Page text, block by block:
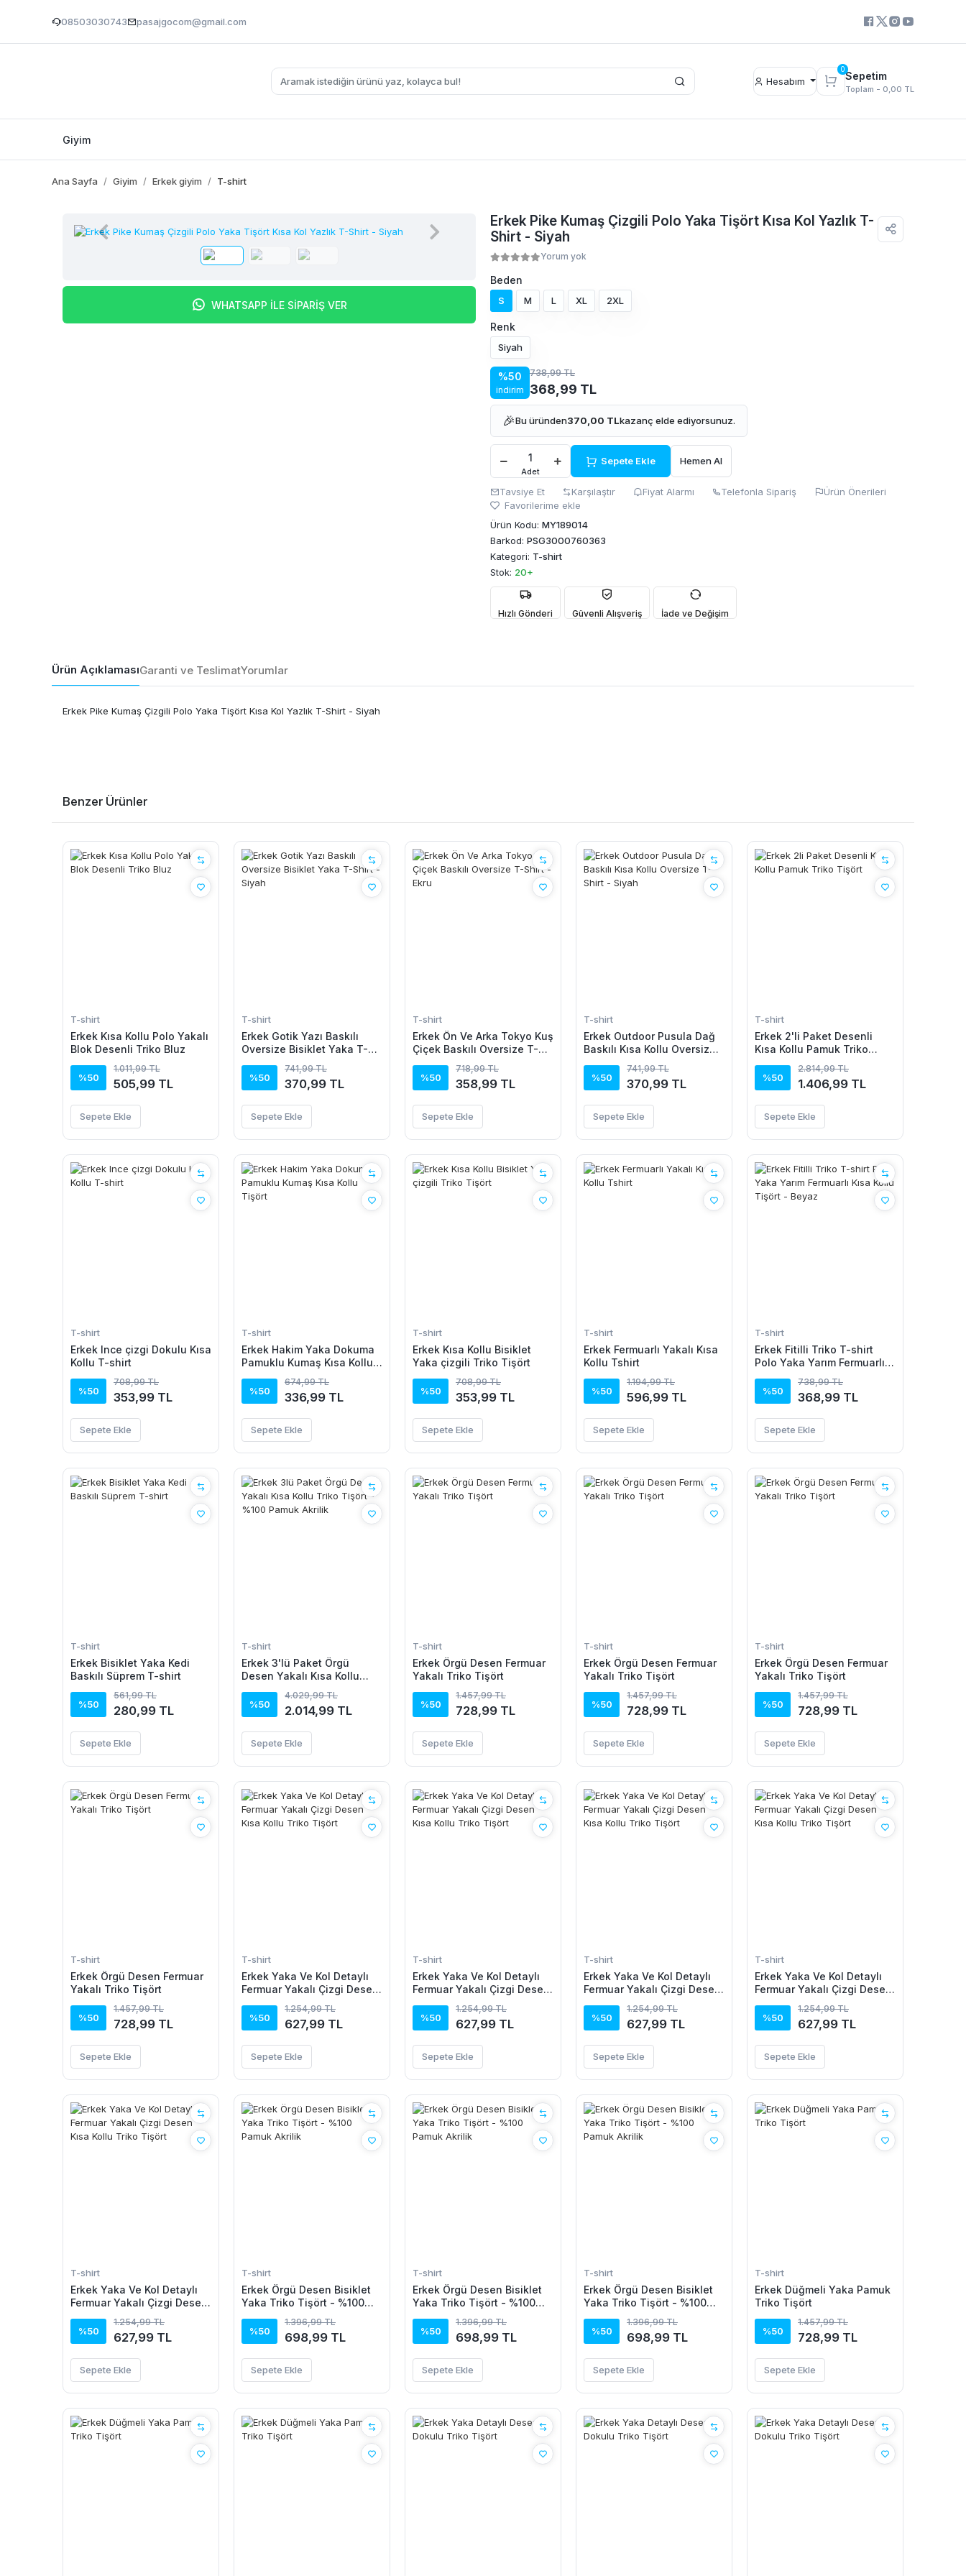
08503030743 pasajgocom@gmail.com
Hesabım
0
Sepetim
Toplam - 0,00 TL
Giyim
Ana Sayfa Giyim Erkek giyim T-shirt
WHATSAPP İLE SİPARİŞ VER
Erkek Pike Kumaş Çizgili Polo Yaka Tişört Kısa Kol Yazlık T-
Shirt - Siyah
Yorum yok
Beden
S M L XL 2XL
Renk
Siyah
%50
indirim
738,99 TL
368,99 TL
🎉Bu üründen370,00 TLkazanç elde ediyorsunuz.
Adet
Sepete Ekle Hemen Al
Tavsiye Et Karşılaştır Fiyat Alarmı Telefonla Sipariş
Ürün Önerileri
Favorilerime ekle
Ürün Kodu: MY189014
Barkod: PSG3000760363
Kategori: T-shirt
Stok: 20+
Hızlı Gönderi Güvenli Alışveriş İade ve Değişim
Ürün AçıklamasıGaranti ve TeslimatYorumlar
Erkek Pike Kumaş Çizgili Polo Yaka Tişört Kısa Kol Yazlık T-Shirt - Siyah
Benzer Ürünler
T-shirt
Erkek Kısa Kollu Polo Yakalı
Blok Desenli Triko Bluz
%50
1.011,99 TL
505,99 TL
Sepete Ekle
T-shirt
Erkek Gotik Yazı Baskılı
Oversize Bisiklet Yaka T-
%50
741,99 TL
370,99 TL
Sepete Ekle
T-shirt
Erkek Ön Ve Arka Tokyo Kuş
Çiçek Baskılı Oversize T-
%50
718,99 TL
358,99 TL
Sepete Ekle
T-shirt
Erkek Outdoor Pusula Dağ
Baskılı Kısa Kollu Oversize
%50
741,99 TL
370,99 TL
Sepete Ekle
T-shirt
Erkek 2'li Paket Desenli
Kısa Kollu Pamuk Triko
%50
2.814,99 TL
1.406,99 TL
Sepete Ekle
T-shirt
Erkek Ince çizgi Dokulu Kısa
Kollu T-shirt
%50
708,99 TL
353,99 TL
Sepete Ekle
T-shirt
Erkek Hakim Yaka Dokuma
Pamuklu Kumaş Kısa Kollu
%50
674,99 TL
336,99 TL
Sepete Ekle
T-shirt
Erkek Kısa Kollu Bisiklet
Yaka çizgili Triko Tişört
%50
708,99 TL
353,99 TL
Sepete Ekle
T-shirt
Erkek Fermuarlı Yakalı Kısa
Kollu Tshirt
%50
1.194,99 TL
596,99 TL
Sepete Ekle
T-shirt
Erkek Fitilli Triko T-shirt
Polo Yaka Yarım Fermuarlı
%50
738,99 TL
368,99 TL
Sepete Ekle
T-shirt
Erkek Bisiklet Yaka Kedi
Baskılı Süprem T-shirt
%50
561,99 TL
280,99 TL
Sepete Ekle
T-shirt
Erkek 3'lü Paket Örgü
Desen Yakalı Kısa Kollu
Akrilik
%50
4.029,99 TL
2.014,99 TL
Sepete Ekle
T-shirt
Erkek Örgü Desen Fermuar
Yakalı Triko Tişört
%50
1.457,99 TL
728,99 TL
Sepete Ekle
T-shirt
Erkek Örgü Desen Fermuar
Yakalı Triko Tişört
%50
1.457,99 TL
728,99 TL
Sepete Ekle
T-shirt
Erkek Örgü Desen Fermuar
Yakalı Triko Tişört
%50
1.457,99 TL
728,99 TL
Sepete Ekle
T-shirt
Erkek Örgü Desen Fermuar
Yakalı Triko Tişört
%50
1.457,99 TL
728,99 TL
Sepete Ekle
T-shirt
Erkek Yaka Ve Kol Detaylı
Fermuar Yakalı Çizgi Desen
%50
1.254,99 TL
627,99 TL
Sepete Ekle
T-shirt
Erkek Yaka Ve Kol Detaylı
Fermuar Yakalı Çizgi Desen
%50
1.254,99 TL
627,99 TL
Sepete Ekle
T-shirt
Erkek Yaka Ve Kol Detaylı
Fermuar Yakalı Çizgi Desen
%50
1.254,99 TL
627,99 TL
Sepete Ekle
T-shirt
Erkek Yaka Ve Kol Detaylı
Fermuar Yakalı Çizgi Desen
%50
1.254,99 TL
627,99 TL
Sepete Ekle
T-shirt
Erkek Yaka Ve Kol Detaylı
Fermuar Yakalı Çizgi Desen
%50
1.254,99 TL
627,99 TL
Sepete Ekle
T-shirt
Erkek Örgü Desen Bisiklet
Yaka Triko Tişört - %100
%50
1.396,99 TL
698,99 TL
Sepete Ekle
T-shirt
Erkek Örgü Desen Bisiklet
Yaka Triko Tişört - %100
%50
1.396,99 TL
698,99 TL
Sepete Ekle
T-shirt
Erkek Örgü Desen Bisiklet
Yaka Triko Tişört - %100
%50
1.396,99 TL
698,99 TL
Sepete Ekle
T-shirt
Erkek Düğmeli Yaka Pamuk
Triko Tişört
%50
1.457,99 TL
728,99 TL
Sepete Ekle